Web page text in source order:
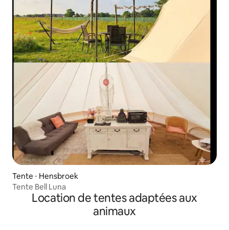
Tente ⋅ Hensbroek
Tente Bell Luna
Location de tentes adaptées aux
animaux